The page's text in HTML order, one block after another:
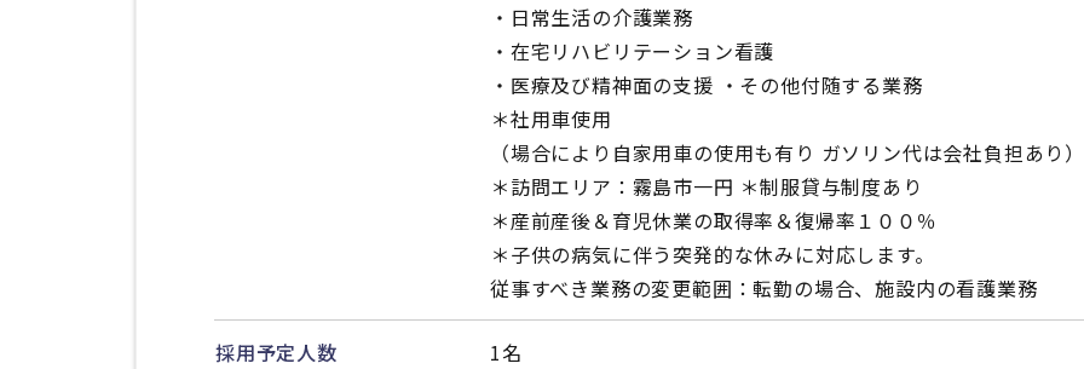
・日常生活の介護業務
・在宅リハビリテーション看護
・医療及び精神面の支援 ・その他付随する業務
＊社用車使用
（場合により自家用車の使用も有り ガソリン代は会社負担あり）
＊訪問エリア：霧島市一円 ＊制服貸与制度あり
＊産前産後＆育児休業の取得率＆復帰率１００％
＊子供の病気に伴う突発的な休みに対応します。
従事すべき業務の変更範囲：転勤の場合、施設内の看護業務
採用予定人数 1名